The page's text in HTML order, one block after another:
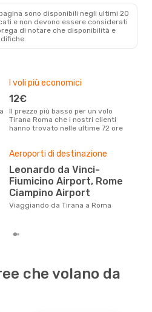
sono disponibili negli ultimi 20
e non devono essere considerati
di notare che disponibilità e
I voli più economici
12€
Il prezzo più basso per un volo
Tirana Roma che i nostri clienti
hanno trovato nelle ultime 72 ore
Aeroporti di destinazione
Leonardo da Vinci-
Fiumicino Airport, Rome
Ciampino Airport
Viaggiando da Tirana a Roma
che volano da